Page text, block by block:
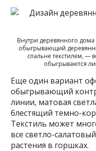
Внутри деревянного
обыгрывающий
спальне текстилем, —
обыгрываются
Еще один вариант
обыгрывающий
линии, матовая
блестящий темно-
Текстиль может
все светло-
растения в горшках.